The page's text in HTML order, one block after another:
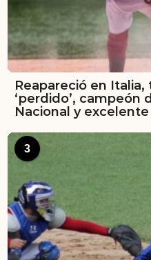
Reapareció en Italia,
‘perdido’, campeón
Nacional y
3